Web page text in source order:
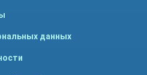
данных